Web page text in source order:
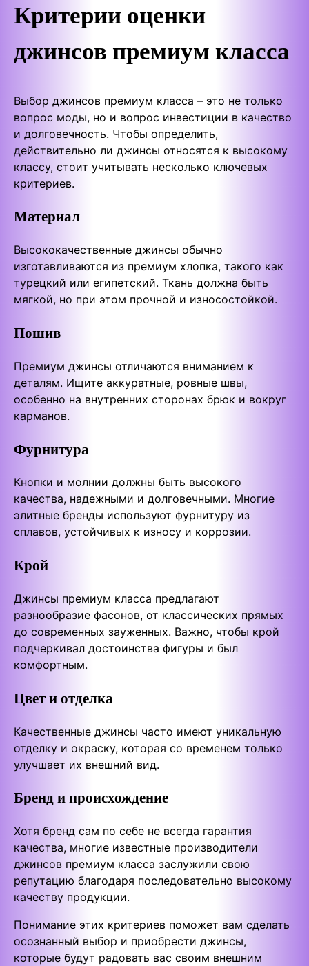
Критерии оценки
джинсов премиум класса
Выбор джинсов премиум класса – это не только
вопрос моды, но и вопрос инвестиции в качество
и долговечность. Чтобы определить,
действительно ли джинсы относятся к высокому
классу, стоит учитывать несколько ключевых
критериев.
Материал
Высококачественные джинсы обычно
изготавливаются из премиум хлопка, такого как
турецкий или египетский. Ткань должна быть
мягкой, но при этом прочной и износостойкой.
Пошив
Премиум джинсы отличаются вниманием к
деталям. Ищите аккуратные, ровные швы,
особенно на внутренних сторонах брюк и вокруг
карманов.
Фурнитура
Кнопки и молнии должны быть высокого
качества, надежными и долговечными. Многие
элитные бренды используют фурнитуру из
сплавов, устойчивых к износу и коррозии.
Крой
Джинсы премиум класса предлагают
разнообразие фасонов, от классических прямых
до современных зауженных. Важно, чтобы крой
подчеркивал достоинства фигуры и был
комфортным.
Цвет и отделка
Качественные джинсы часто имеют уникальную
отделку и окраску, которая со временем только
улучшает их внешний вид.
Бренд и происхождение
Хотя бренд сам по себе не всегда гарантия
качества, многие известные производители
джинсов премиум класса заслужили свою
репутацию благодаря последовательно высокому
качеству продукции.
Понимание этих критериев поможет вам сделать
осознанный выбор и приобрести джинсы,
которые будут радовать вас своим внешним